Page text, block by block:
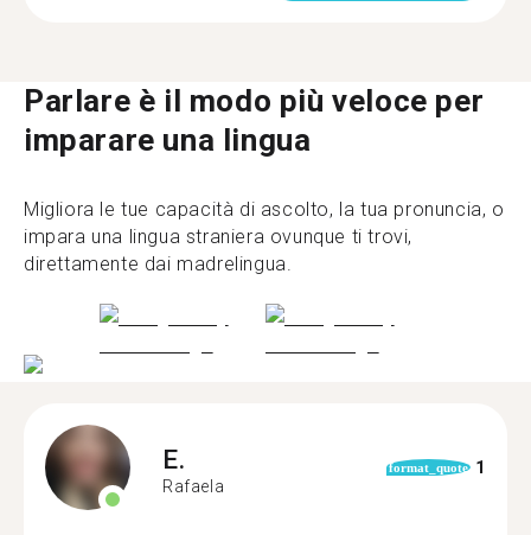
Parlare è il modo più veloce per
imparare una lingua
Migliora le tue capacità di ascolto, la tua pronuncia, o
impara una lingua straniera ovunque ti trovi,
direttamente dai madrelingua.
E.
Rafaela
format_quote 1